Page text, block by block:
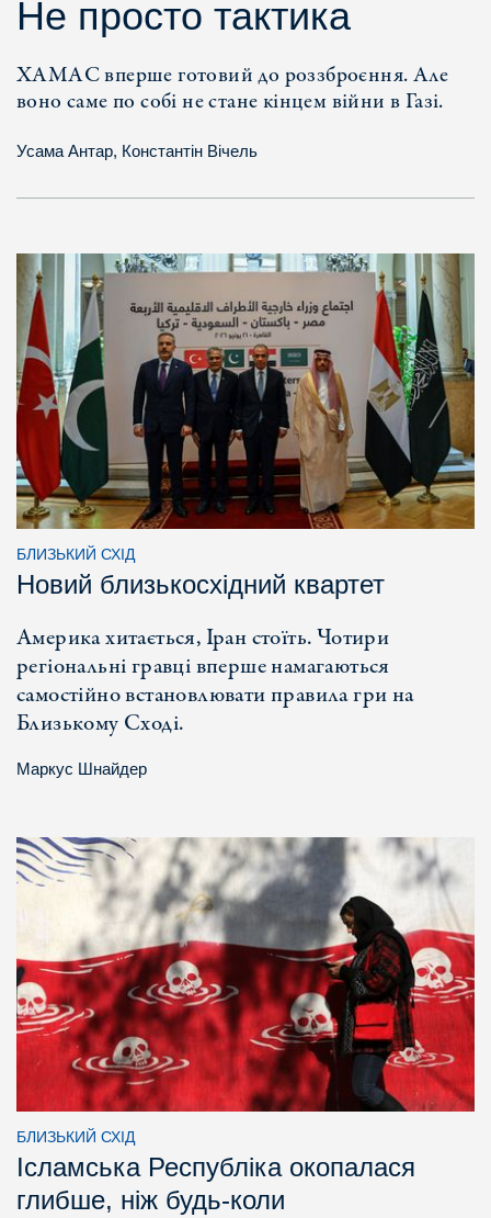
Не просто тактика
ХАМАС вперше готовий до роззброєння. Але
воно саме по собі не стане кінцем війни в Газі.
Усама Антар, Константін Вічель
БЛИЗЬКИЙ СХІД
Новий близькосхідний квартет
Америка хитається, Іран стоїть. Чотири
регіональні гравці вперше намагаються
самостійно встановлювати правила гри на
Близькому Сході.
Маркус Шнайдер
БЛИЗЬКИЙ СХІД
Ісламська Республіка окопалася
глибше, ніж будь-коли